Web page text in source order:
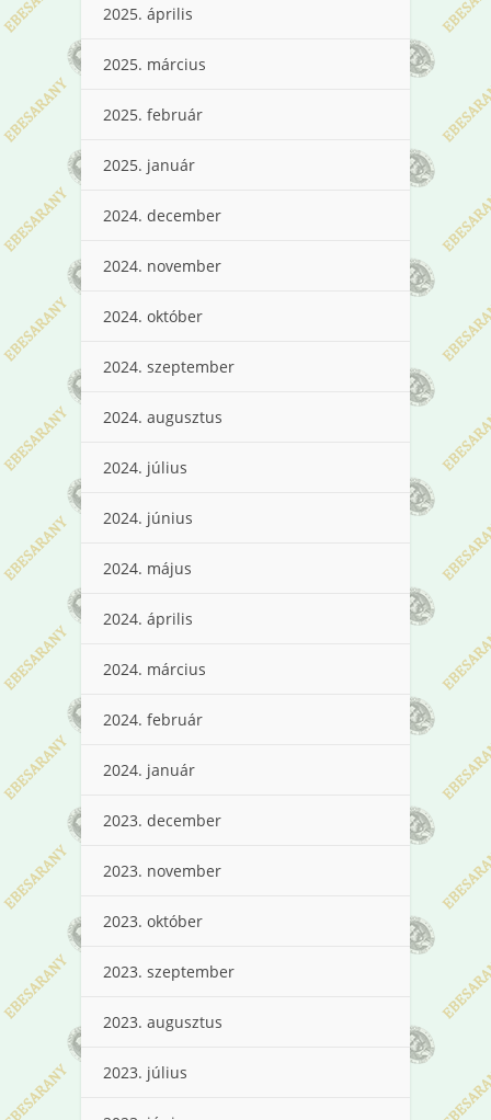
2025. április
2025. március
2025. február
2025. január
2024. december
2024. november
2024. október
2024. szeptember
2024. augusztus
2024. július
2024. június
2024. május
2024. április
2024. március
2024. február
2024. január
2023. december
2023. november
2023. október
2023. szeptember
2023. augusztus
2023. július